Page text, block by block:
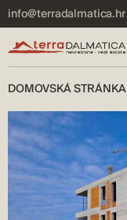
info@terradalmatica.hr
DOMOVSKÁ STRÁNKA